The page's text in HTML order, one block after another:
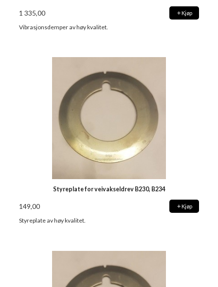
1 335,00 Kjøp
Vibrasjonsdemper av høy kvalitet.
Styreplate for veivakseldrev B230, B234
149,00 Kjøp
Styreplate av høy kvalitet.